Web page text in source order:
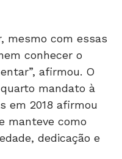
mesmo com essas
conhecer o
afirmou. O
mandato à
em 2018 afirmou
manteve como
dedicação e